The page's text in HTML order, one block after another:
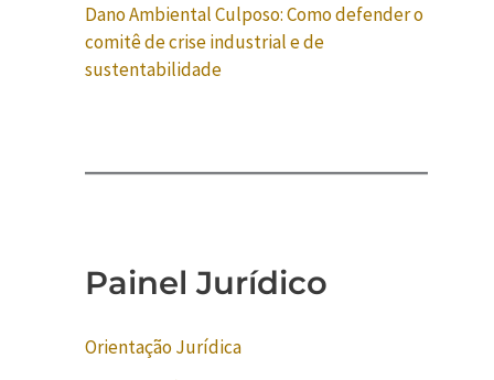
Dano Ambiental Culposo: Como defender o
comitê de crise industrial e de
sustentabilidade
Painel Jurídico
Orientação Jurídica